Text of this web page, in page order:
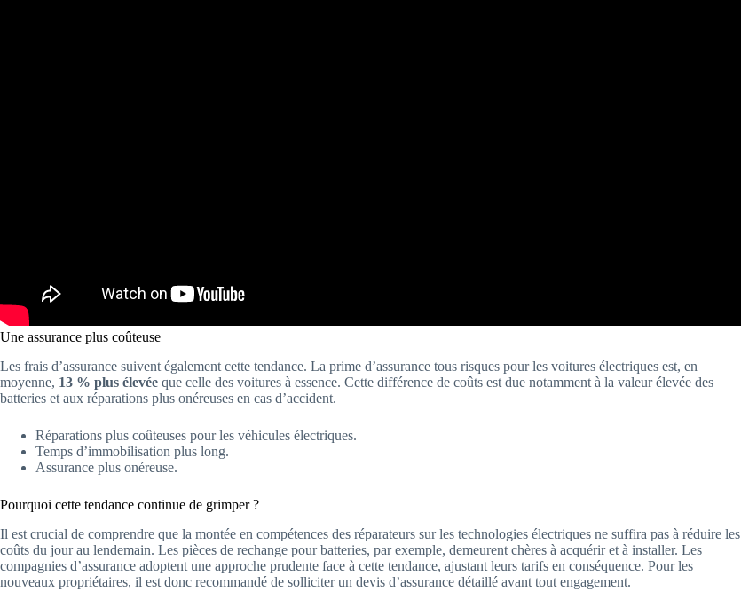
Une assurance plus coûteuse
Les frais d’assurance suivent également cette tendance. La prime d’assurance tous risques pour les voitures électriques est, en
moyenne, 13 % plus élevée que celle des voitures à essence. Cette différence de coûts est due notamment à la valeur élevée des
batteries et aux réparations plus onéreuses en cas d’accident.
Réparations plus coûteuses pour les véhicules électriques.
Temps d’immobilisation plus long.
Assurance plus onéreuse.
Pourquoi cette tendance continue de grimper ?
Il est crucial de comprendre que la montée en compétences des réparateurs sur les technologies électriques ne suffira pas à réduire les
coûts du jour au lendemain. Les pièces de rechange pour batteries, par exemple, demeurent chères à acquérir et à installer. Les
compagnies d’assurance adoptent une approche prudente face à cette tendance, ajustant leurs tarifs en conséquence. Pour les
nouveaux propriétaires, il est donc recommandé de solliciter un devis d’assurance détaillé avant tout engagement.